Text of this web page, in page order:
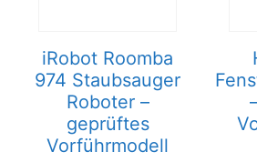
iRobot Roomba
974 Staubsauger
Roboter –
geprüftes
Vorführmodell